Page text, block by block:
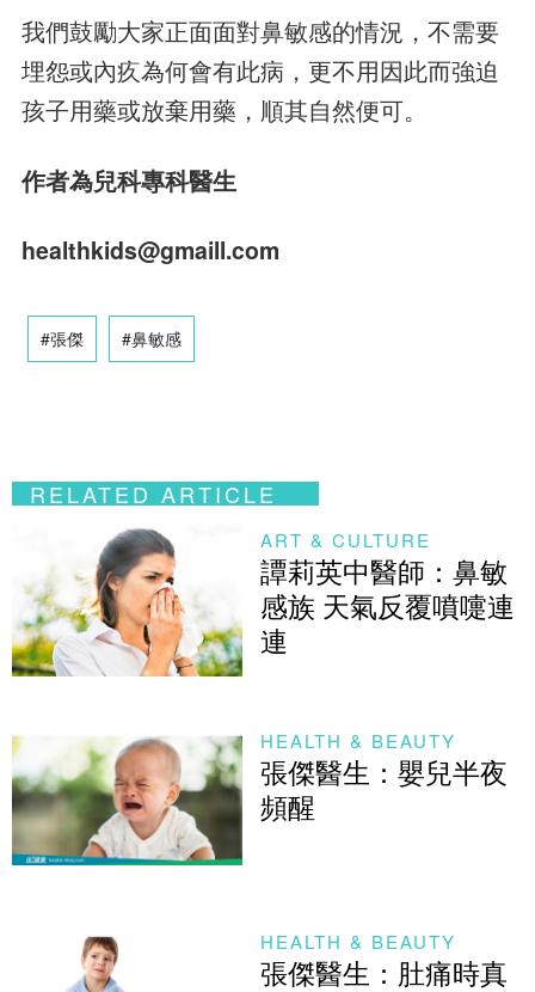
我們鼓勵大家正面面對鼻敏感的情況，不需要
埋怨或內疚為何會有此病，更不用因此而強迫
孩子用藥或放棄用藥，順其自然便可。
作者為兒科專科醫生
healthkids@gmaill.com
#張傑 #鼻敏感
RELATED ARTICLE
ART & CULTURE
譚莉英中醫師：鼻敏
感族 天氣反覆噴嚏連
連
HEALTH & BEAUTY
張傑醫生：嬰兒半夜
頻醒
HEALTH & BEAUTY
張傑醫生：肚痛時真